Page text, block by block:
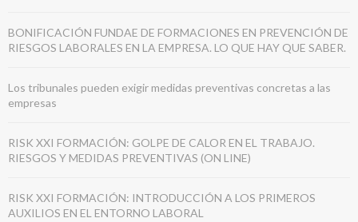
BONIFICACIÓN FUNDAE DE FORMACIONES EN PREVENCIÓN DE
RIESGOS LABORALES EN LA EMPRESA. LO QUE HAY QUE SABER.
Los tribunales pueden exigir medidas preventivas concretas a las
empresas
RISK XXI FORMACIÓN: GOLPE DE CALOR EN EL TRABAJO.
RIESGOS Y MEDIDAS PREVENTIVAS (ON LINE)
RISK XXI FORMACIÓN: INTRODUCCIÓN A LOS PRIMEROS
AUXILIOS EN EL ENTORNO LABORAL